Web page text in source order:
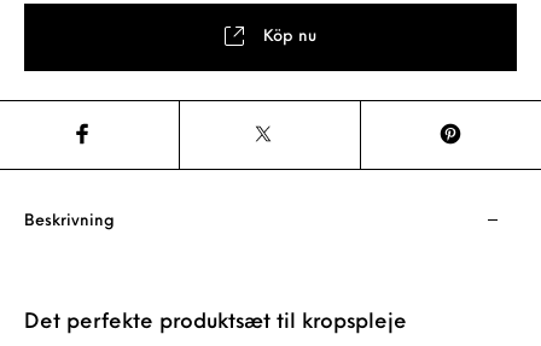
Köp nu
Beskrivning
Det perfekte produktsæt til kropspleje